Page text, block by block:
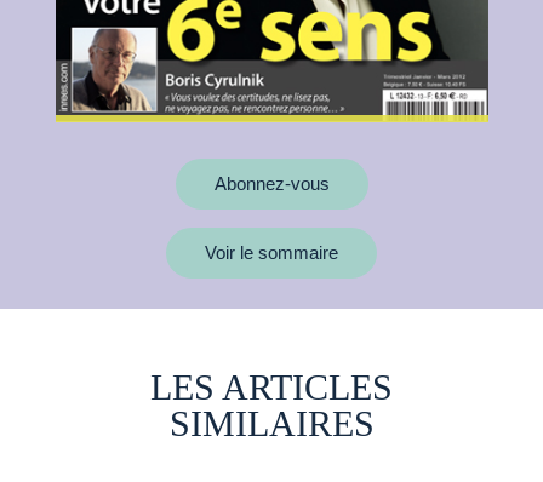
Abonnez-vous
Voir le sommaire
LES ARTICLES
SIMILAIRES